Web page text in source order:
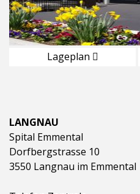
Lageplan
LANGNAU
Spital Emmental
Dorfbergstrasse 10
3550 Langnau im Emmental